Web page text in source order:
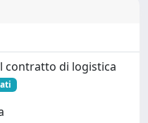
contratto di logistica